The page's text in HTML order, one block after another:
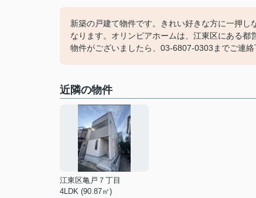
新築の戸建て物件です。きれい好きな方に一押
なります。オリンピアホームは、江東区にある
物件がございましたら、03-6807-0303までご連絡
近隣の物件
江東区亀戸７丁目
4LDK (90.87㎡)